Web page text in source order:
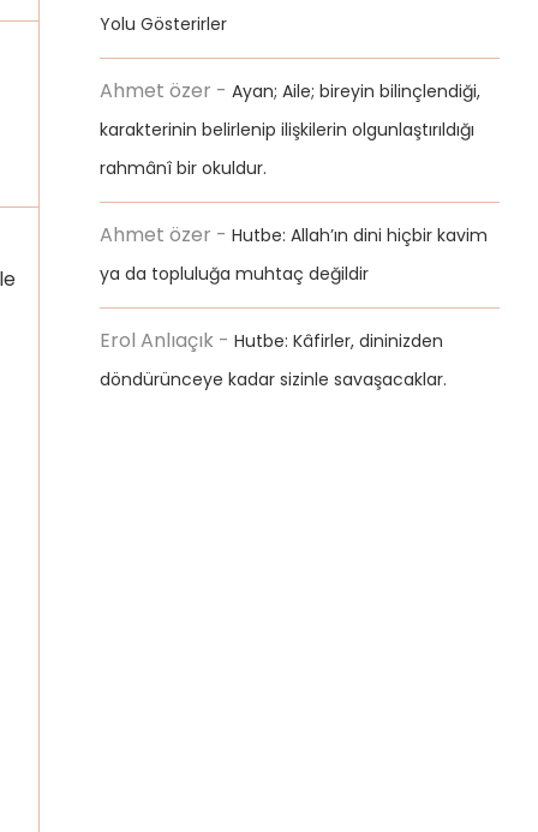
Yolu Gösterirler
Ahmet özer -Ayan; Aile; bireyin bilinçlendiği,
karakterinin belirlenip ilişkilerin olgunlaştırıldığı
rahmânî bir okuldur.
Ahmet özer -Hutbe: Allah’ın dini hiçbir kavim
ya da topluluğa muhtaç değildir
Erol Anlıaçık -Hutbe: Kâfirler, dininizden
döndürünceye kadar sizinle savaşacaklar.